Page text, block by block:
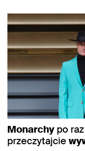
Monarchy po
przeczytajcie